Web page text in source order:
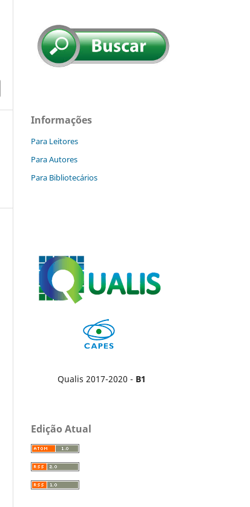
Informações
Para Leitores
Para Autores
Para Bibliotecários
Qualis 2017-2020 - B1
Edição Atual